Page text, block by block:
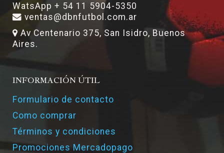
WatsApp + 54 11 5904-5350
ventas@dbnfutbol.com.ar
Av Centenario 375, San Isidro, Buenos
Aires.
INFORMACIÓN ÚTIL
Formulario de contacto
Como comprar
Términos y condiciones
Promociones Mercadopago